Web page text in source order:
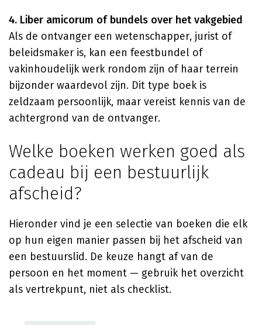
4. Liber amicorum of bundels over het vakgebied
Als de ontvanger een wetenschapper, jurist of
beleidsmaker is, kan een feestbundel of
vakinhoudelijk werk rondom zijn of haar terrein
bijzonder waardevol zijn. Dit type boek is
zeldzaam persoonlijk, maar vereist kennis van de
achtergrond van de ontvanger.
Welke boeken werken goed als
cadeau bij een bestuurlijk
afscheid?
Hieronder vind je een selectie van boeken die elk
op hun eigen manier passen bij het afscheid van
een bestuurslid. De keuze hangt af van de
persoon en het moment — gebruik het overzicht
als vertrekpunt, niet als checklist.